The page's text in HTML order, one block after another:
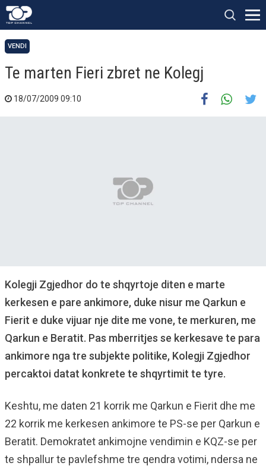
VENDI
Te marten Fieri zbret ne Kolegj
18/07/2009 09:10
Kolegji Zgjedhor do te shqyrtoje diten e marte
kerkesen e pare ankimore, duke nisur me Qarkun e
Fierit e duke vijuar nje dite me vone, te merkuren, me
Qarkun e Beratit. Pas mberritjes se kerkesave te para
ankimore nga tre subjekte politike, Kolegji Zgjedhor
percaktoi datat konkrete te shqyrtimit te tyre.
Keshtu, me daten 21 korrik me Qarkun e Fierit dhe me
22 korrik me kerkesen ankimore te PS-se per Qarkun e
Beratit. Demokratet ankimojne vendimin e KQZ-se per
te shpallur te pavlefshme tre qendra votimi, ndersa ne